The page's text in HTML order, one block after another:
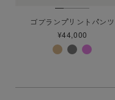
ゴブランプリントパンツ
¥44,000